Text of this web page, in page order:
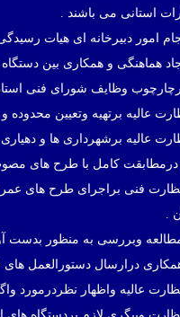
استانی می باشند .
هماهنگی و همکاری بین
وظایف شورای فنی
عالیه برشهرداری ها و
درمطابقت کامل با طرح های
نظارت فنی براجرای طرح های
.